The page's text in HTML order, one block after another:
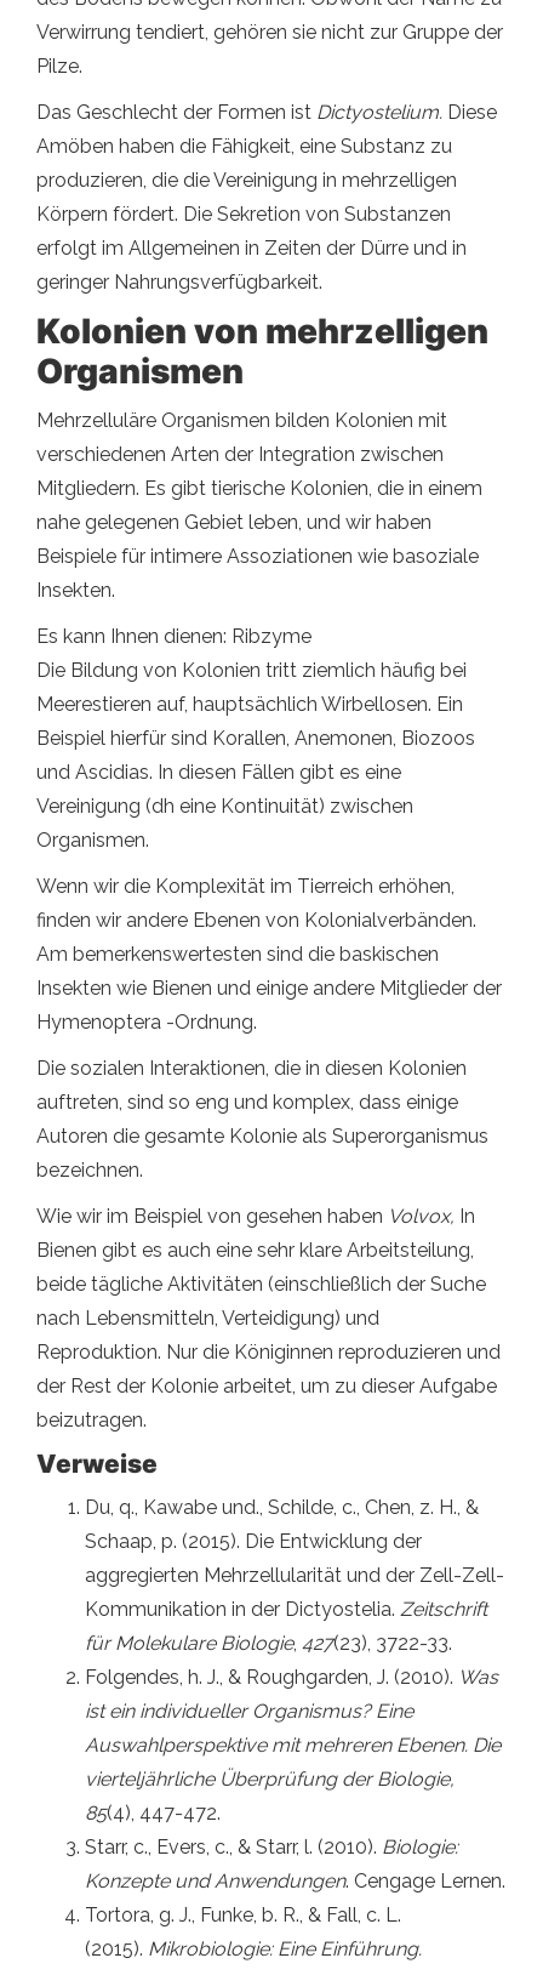
Verwirrung tendiert, gehören sie nicht zur Gruppe der
Pilze.
Das Geschlecht der Formen ist Dictyostelium. Diese
Amöben haben die Fähigkeit, eine Substanz zu
produzieren, die die Vereinigung in mehrzelligen
Körpern fördert. Die Sekretion von Substanzen
erfolgt im Allgemeinen in Zeiten der Dürre und in
geringer Nahrungsverfügbarkeit.
Kolonien von mehrzelligen
Organismen
Mehrzelluläre Organismen bilden Kolonien mit
verschiedenen Arten der Integration zwischen
Mitgliedern. Es gibt tierische Kolonien, die in einem
nahe gelegenen Gebiet leben, und wir haben
Beispiele für intimere Assoziationen wie basoziale
Insekten.
Es kann Ihnen dienen: Ribzyme
Die Bildung von Kolonien tritt ziemlich häufig bei
Meerestieren auf, hauptsächlich Wirbellosen. Ein
Beispiel hierfür sind Korallen, Anemonen, Biozoos
und Ascidias. In diesen Fällen gibt es eine
Vereinigung (dh eine Kontinuität) zwischen
Organismen.
Wenn wir die Komplexität im Tierreich erhöhen,
finden wir andere Ebenen von Kolonialverbänden.
Am bemerkenswertesten sind die baskischen
Insekten wie Bienen und einige andere Mitglieder der
Hymenoptera -Ordnung.
Die sozialen Interaktionen, die in diesen Kolonien
auftreten, sind so eng und komplex, dass einige
Autoren die gesamte Kolonie als Superorganismus
bezeichnen.
Wie wir im Beispiel von gesehen haben Volvox, In
Bienen gibt es auch eine sehr klare Arbeitsteilung,
beide tägliche Aktivitäten (einschließlich der Suche
nach Lebensmitteln, Verteidigung) und
Reproduktion. Nur die Königinnen reproduzieren und
der Rest der Kolonie arbeitet, um zu dieser Aufgabe
beizutragen.
Verweise
Du, q., Kawabe und., Schilde, c., Chen, z. H., &
Schaap, p. (2015). Die Entwicklung der
aggregierten Mehrzellularität und der Zell-Zell-
Kommunikation in der Dictyostelia. Zeitschrift
für Molekulare Biologie, 427(23), 3722-33.
Folgendes, h. J., & Roughgarden, J. (2010). Was
ist ein individueller Organismus?Eine
Auswahlperspektive mit mehreren Ebenen. Die
vierteljährliche Überprüfung der Biologie,
85(4), 447-472.
Starr, c., Evers, c., & Starr, l. (2010). Biologie:
Konzepte und Anwendungen. Cengage Lernen.
Tortora, g. J., Funke, b. R., & Fall, c. L.
(2015). Mikrobiologie: Eine Einführung.